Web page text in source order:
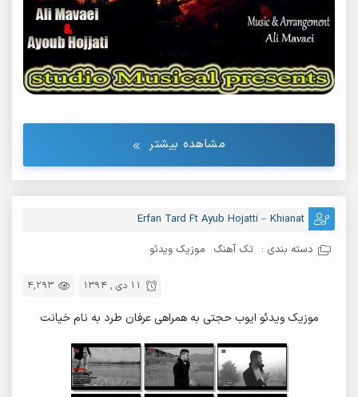
مشاهده بیشتر
Erfan Tard Ft Ayub Hojatti – Khianat
دسته بندی : تک آهنگ موزیک ویدئو
4,293 11 دی , 1394
موزیک ویدئو ایوب حجتی به همراهی عرفان طرد به نام خیانت